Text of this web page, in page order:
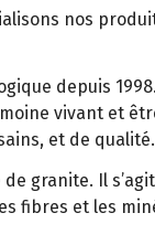
nos
depuis
vivant et
et de qualité.
granite. Il
fibres et les